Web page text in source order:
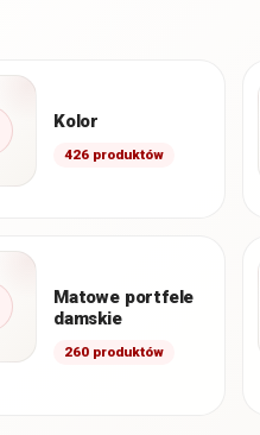
Kolor
426 produktów
Matowe portfele
damskie
260 produktów